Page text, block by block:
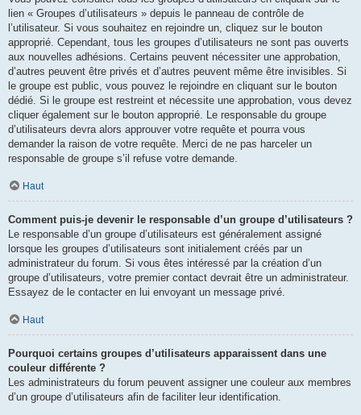
lien « Groupes d’utilisateurs » depuis le panneau de contrôle de
l’utilisateur. Si vous souhaitez en rejoindre un, cliquez sur le bouton
approprié. Cependant, tous les groupes d’utilisateurs ne sont pas ouverts
aux nouvelles adhésions. Certains peuvent nécessiter une approbation,
d’autres peuvent être privés et d’autres peuvent même être invisibles. Si
le groupe est public, vous pouvez le rejoindre en cliquant sur le bouton
dédié. Si le groupe est restreint et nécessite une approbation, vous devez
cliquer également sur le bouton approprié. Le responsable du groupe
d’utilisateurs devra alors approuver votre requête et pourra vous
demander la raison de votre requête. Merci de ne pas harceler un
responsable de groupe s’il refuse votre demande.
Haut
Comment puis-je devenir le responsable d’un groupe d’utilisateurs ?
Le responsable d’un groupe d’utilisateurs est généralement assigné
lorsque les groupes d’utilisateurs sont initialement créés par un
administrateur du forum. Si vous êtes intéressé par la création d’un
groupe d’utilisateurs, votre premier contact devrait être un administrateur.
Essayez de le contacter en lui envoyant un message privé.
Haut
Pourquoi certains groupes d’utilisateurs apparaissent dans une
couleur différente ?
Les administrateurs du forum peuvent assigner une couleur aux membres
d’un groupe d’utilisateurs afin de faciliter leur identification.